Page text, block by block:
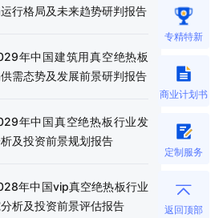
行格局及未来趋势研判报告
年中国建筑用真空绝热板
需态势及发展前景研判报告
年中国真空绝热板行业发
及投资前景规划报告
年中国vip真空绝热板行业
析及投资前景评估报告
专精特新
商业计划书
定制服务
返回顶部